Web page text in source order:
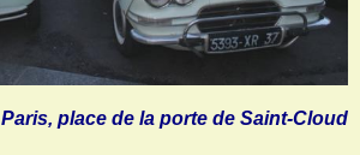
Paris, place de la porte de Saint-Cloud